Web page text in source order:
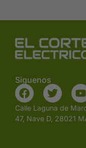
Siguenos
Calle Laguna de
47, Nave D, 28021